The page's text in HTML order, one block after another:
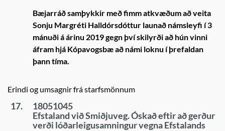
Bæjarráð samþykkir með fimm atkvæðum að veita
Sonju Margréti Halldórsdóttur launað námsleyfi í 3
mánuði á árinu 2019 gegn því skilyrði að hún vinni
áfram hjá Kópavogsbæ að námi loknu í þrefaldan
þann tíma.
Erindi og umsagnir frá starfsmönnum
17.
18051045
Efstaland við Smiðjuveg. Óskað eftir að gerður
verði lóðarleigusamningur vegna Efstalands